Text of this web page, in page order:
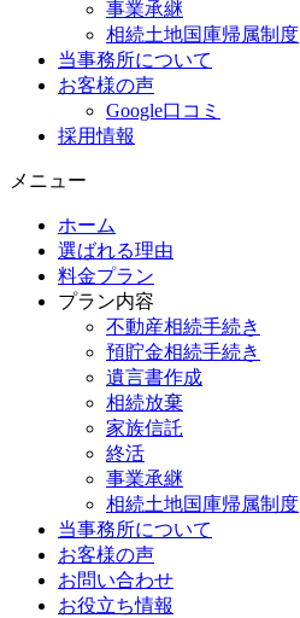
事業承継
相続土地国庫帰属制度
当事務所について
お客様の声
Google口コミ
採用情報
メニュー
ホーム
選ばれる理由
料金プラン
プラン内容
不動産相続手続き
預貯金相続手続き
遺言書作成
相続放棄
家族信託
終活
事業承継
相続土地国庫帰属制度
当事務所について
お客様の声
お問い合わせ
お役立ち情報